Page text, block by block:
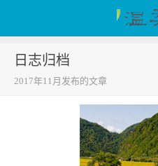
WenRou's Blog
日志归档
2017年11月发布的文章